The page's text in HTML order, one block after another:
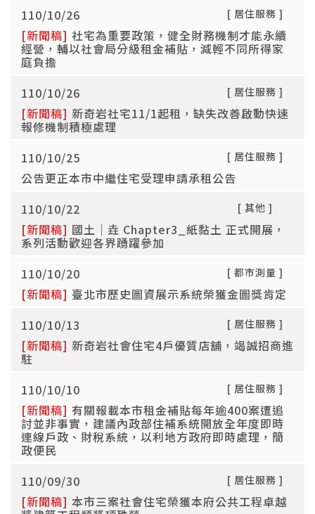
[新聞稿] 社宅為重要政策，健全財務機制才能永續
經營，輔以社會局分級租金補貼，減輕不同所得家
庭負擔
[ 居住服務 ]
110/10/26
[新聞稿] 新奇岩社宅11/1起租，缺失改善啟動快速
報修機制積極處理
[ 居住服務 ]
110/10/26
公告更正本市中繼住宅受理申請承租公告
[ 居住服務 ]
110/10/25
[新聞稿] 國土｜垚 Chapter3_紙黏土 正式開展，
系列活動歡迎各界踴躍參加
[ 其他 ]
110/10/22
[新聞稿] 臺北市歷史圖資展示系統榮獲金圖獎肯定
[ 都市測量 ]
110/10/20
[新聞稿] 新奇岩社會住宅4戶優質店舖，竭誠招商進
駐
[ 居住服務 ]
110/10/13
[新聞稿] 有關報載本市租金補貼每年逾400案遭追
討並非事實，建議內政部住補系統開放全年度即時
連線戶政、財稅系統，以利地方政府即時處理，簡
政便民
[ 居住服務 ]
110/10/10
[新聞稿] 本市三案社會住宅榮獲本府公共工程卓越
[ 居住服務 ]
110/09/30